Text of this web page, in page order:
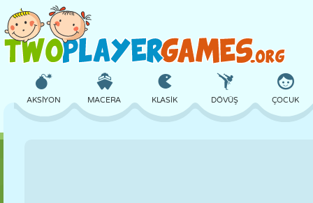
AKSIYON MACERA KLASIK DÖVÜŞ ÇOCUK